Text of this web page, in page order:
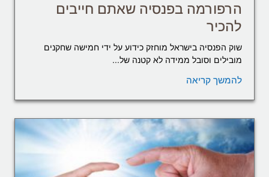
הרפורמה בפנסיה שאתם חייבים
להכיר
שוק הפנסיה בישראל מוחזק כידוע על ידי חמישה שחקנים
מובילים וסובל ממידה לא קטנה של...
להמשך קריאה